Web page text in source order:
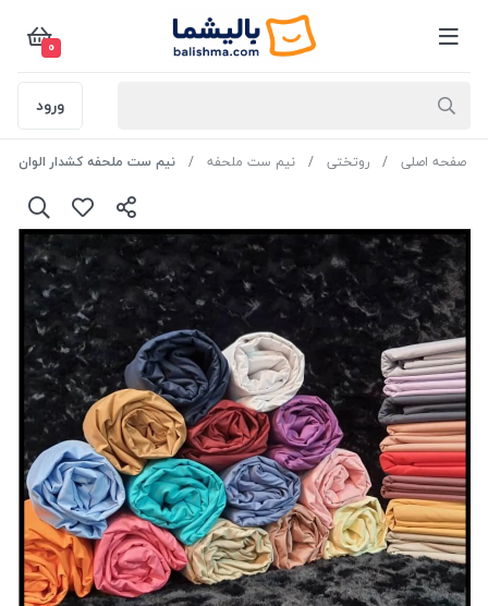
0
ورود
صفحه اصلی روتختی نیم ست ملحفه نیم ست ملحفه کشدار الوان دونفره 200در